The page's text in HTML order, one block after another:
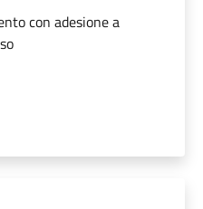
con adesione a